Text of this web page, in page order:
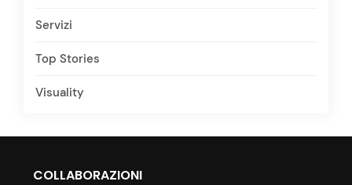
Servizi
Top Stories
Visuality
COLLABORAZIONI